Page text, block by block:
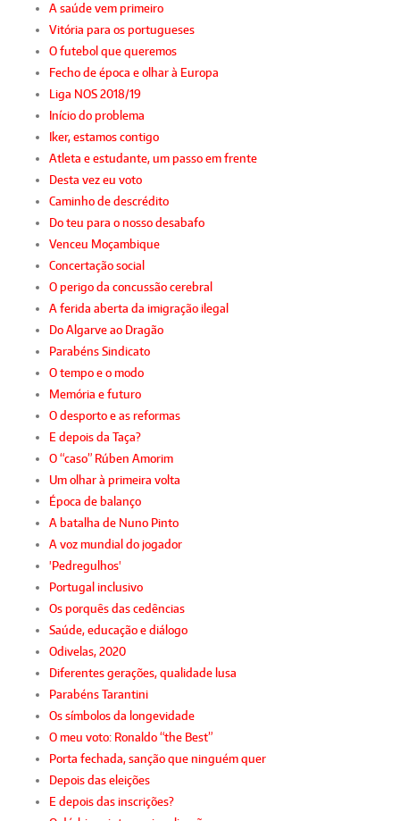
A saúde vem primeiro
Vitória para os portugueses
O futebol que queremos
Fecho de época e olhar à Europa
Liga NOS 2018/19
Início do problema
Iker, estamos contigo
Atleta e estudante, um passo em frente
Desta vez eu voto
Caminho de descrédito
Do teu para o nosso desabafo
Venceu Moçambique
Concertação social
O perigo da concussão cerebral
A ferida aberta da imigração ilegal
Do Algarve ao Dragão
Parabéns Sindicato
O tempo e o modo
Memória e futuro
O desporto e as reformas
E depois da Taça?
O “caso” Rúben Amorim
Um olhar à primeira volta
Época de balanço
A batalha de Nuno Pinto
A voz mundial do jogador
'Pedregulhos'
Portugal inclusivo
Os porquês das cedências
Saúde, educação e diálogo
Odivelas, 2020
Diferentes gerações, qualidade lusa
Parabéns Tarantini
Os símbolos da longevidade
O meu voto: Ronaldo “the Best”
Porta fechada, sanção que ninguém quer
Depois das eleições
E depois das inscrições?